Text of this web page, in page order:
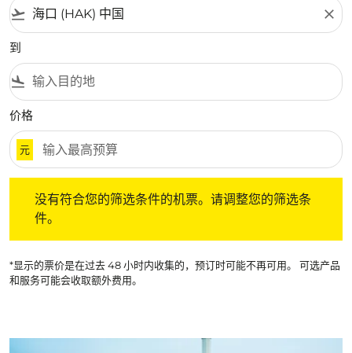
flight_takeoff close
到
flight_land
价格
元
没有符合您的筛选条件的机票。请调整您的筛选条
件。
*显示的票价是在过去 48 小时内收集的，预订时可能不再可用。 可选产品
和服务可能会收取额外费用。